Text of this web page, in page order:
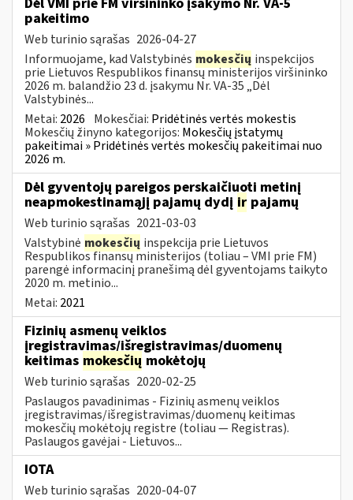
pakeitimo
Web turinio sąrašas 2026-04-27
Informuojame, kad Valstybinės mokesčių inspekcijos
prie Lietuvos Respublikos finansų ministerijos viršininko
2026 m. balandžio 23 d. įsakymu Nr. VA-35 „Dėl
Valstybinės...
Metai: 2026 Mokesčiai: Pridėtinės vertės mokestis
Mokesčių žinyno kategorijos: Mokesčių įstatymų
pakeitimai » Pridėtinės vertės mokesčių pakeitimai nuo
2026 m.
Dėl gyventojų pareigos perskaičiuoti metinį
neapmokestinamąjį pajamų dydį ir pajamų
Web turinio sąrašas 2021-03-03
Valstybinė mokesčių inspekcija prie Lietuvos
Respublikos finansų ministerijos (toliau – VMI prie FM)
parengė informacinį pranešimą dėl gyventojams taikyto
2020 m. metinio...
Metai: 2021
Fizinių asmenų veiklos
įregistravimas/išregistravimas/duomenų
keitimas mokesčių mokėtojų
Web turinio sąrašas 2020-02-25
Paslaugos pavadinimas - Fizinių asmenų veiklos
įregistravimas/išregistravimas/duomenų keitimas
mokesčių mokėtojų registre (toliau — Registras).
Paslaugos gavėjai - Lietuvos...
IOTA
Web turinio sąrašas 2020-04-07